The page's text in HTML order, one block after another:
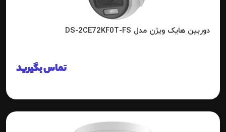
دوربین هایک ویژن مدل DS-2CE72KF0T-FS
تماس بگیرید